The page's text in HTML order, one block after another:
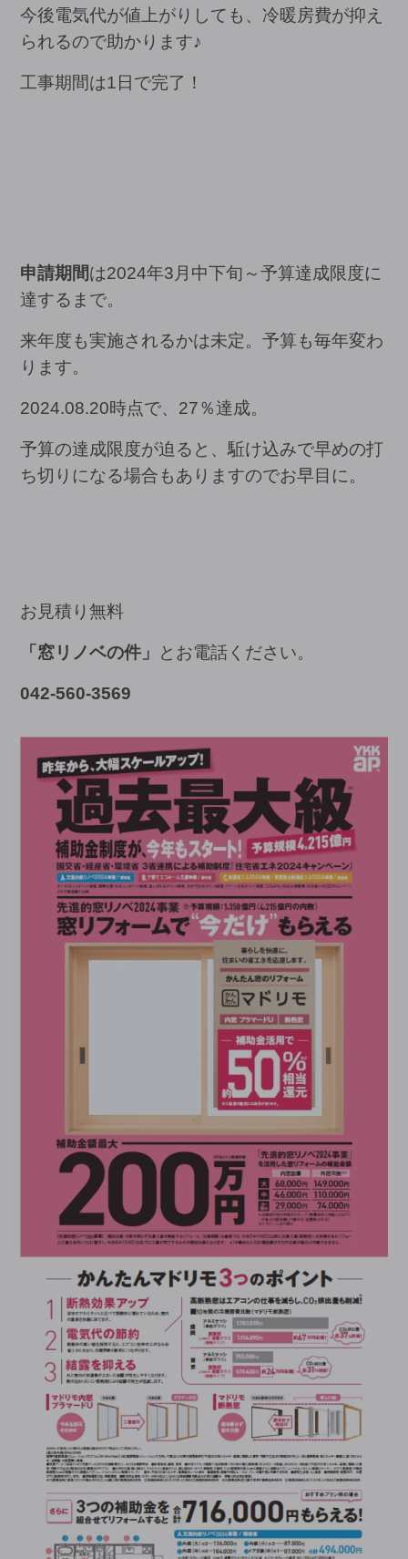
今後電気代が値上がりしても、冷暖房費が抑え
られるので助かります♪
工事期間は1日で完了！
申請期間は2024年3月中下旬～予算達成限度に
達するまで。
来年度も実施されるかは未定。予算も毎年変わ
ります。
2024.08.20時点で、27％達成。
予算の達成限度が迫ると、駈け込みで早めの打
ち切りになる場合もありますのでお早目に。
お見積り無料
「窓リノベの件」 とお電話ください。
042-560-3569